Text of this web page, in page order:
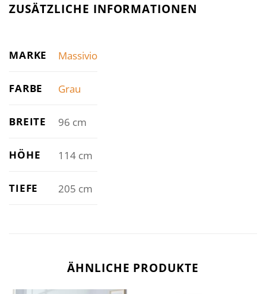
ZUSÄTZLICHE INFORMATIONEN
MARKE Massivio
FARBE Grau
BREITE 96 cm
HÖHE 114 cm
TIEFE 205 cm
ÄHNLICHE PRODUKTE